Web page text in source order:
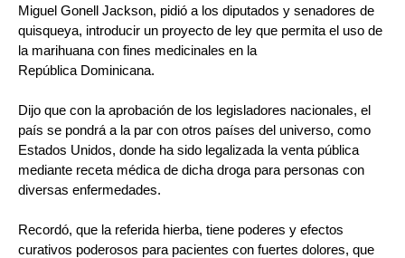
Miguel Gonell Jackson, pidió a los diputados y senadores de
quisqueya, introducir un proyecto de ley que permita el uso de
la marihuana con fines medicinales en la
República Dominicana.
Dijo que con la aprobación de los legisladores nacionales, el
país se pondrá a la par con otros países del universo, como
Estados Unidos, donde ha sido legalizada la venta pública
mediante receta médica de dicha droga para personas con
diversas enfermedades.
Recordó, que la referida hierba, tiene poderes y efectos
curativos poderosos para pacientes con fuertes dolores, que